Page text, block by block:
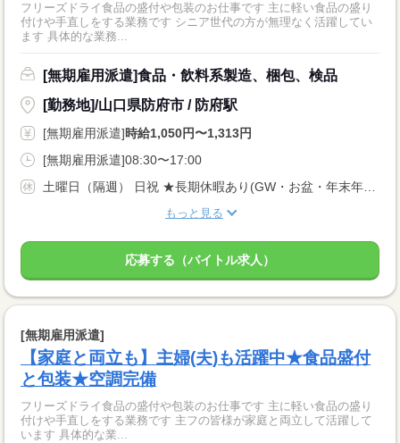
フリーズドライ食品の盛付や包装のお仕事です 主に軽い食品の盛り
付けや手直しをする業務です シニア世代の方が無理なく活躍してい
ます 具体的な業務...
[無期雇用派遣]食品・飲料系製造、梱包、検品
[勤務地]/山口県防府市 / 防府駅
[無期雇用派遣]時給1,050円〜1,313円
[無期雇用派遣]08:30〜17:00
土曜日（隔週） 日祝 ★長期休暇あり(GW・お盆・年末年始)
もっと見る
応募する（バイトル求人）
[無期雇用派遣]
【家庭と両立も】主婦(夫)も活躍中★食品盛付
と包装★空調完備
フリーズドライ食品の盛付や包装のお仕事です 主に軽い食品の盛り
付けや手直しをする業務です 主フの皆様が家庭と両立して活躍して
います 具体的な業...